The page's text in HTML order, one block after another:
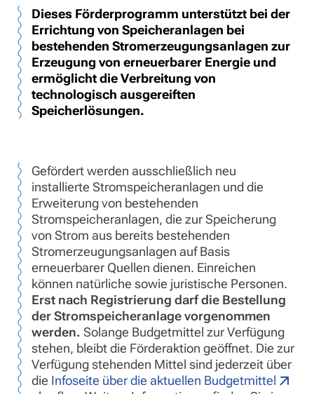
Dieses Förderprogramm unterstützt bei der
Errichtung von Speicheranlagen bei
bestehenden Stromerzeugungsanlagen zur
Erzeugung von erneuerbarer Energie und
ermöglicht die Verbreitung von
technologisch ausgereiften
Speicherlösungen.
Gefördert werden ausschließlich neu
installierte Stromspeicheranlagen und die
Erweiterung von bestehenden
Stromspeicheranlagen, die zur Speicherung
von Strom aus bereits bestehenden
Stromerzeugungsanlagen auf Basis
erneuerbarer Quellen dienen. Einreichen
können natürliche sowie juristische Personen.
Erst nach Registrierung darf die Bestellung
der Stromspeicheranlage vorgenommen
werden. Solange Budgetmittel zur Verfügung
stehen, bleibt die Förderaktion geöffnet. Die zur
Verfügung stehenden Mittel sind jederzeit über
die Infoseite über die aktuellen Budgetmittel